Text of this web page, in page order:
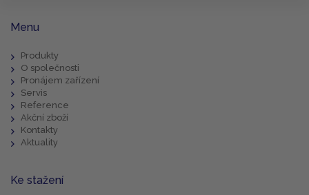
Menu
Produkty
O společnosti
Pronájem zařízení
Servis
Reference
Akční zboží
Kontakty
Aktuality
Ke stažení